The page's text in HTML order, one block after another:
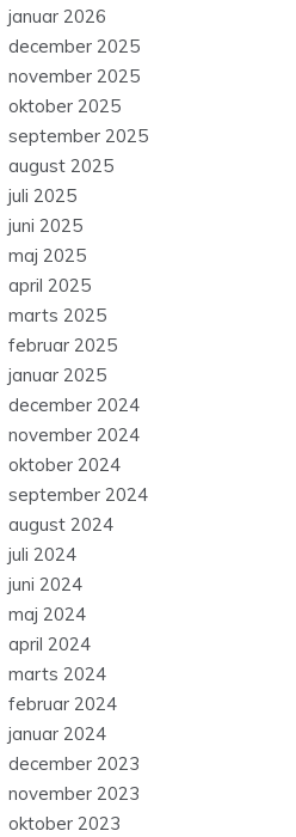
januar 2026
december 2025
november 2025
oktober 2025
september 2025
august 2025
juli 2025
juni 2025
maj 2025
april 2025
marts 2025
februar 2025
januar 2025
december 2024
november 2024
oktober 2024
september 2024
august 2024
juli 2024
juni 2024
maj 2024
april 2024
marts 2024
februar 2024
januar 2024
december 2023
november 2023
oktober 2023